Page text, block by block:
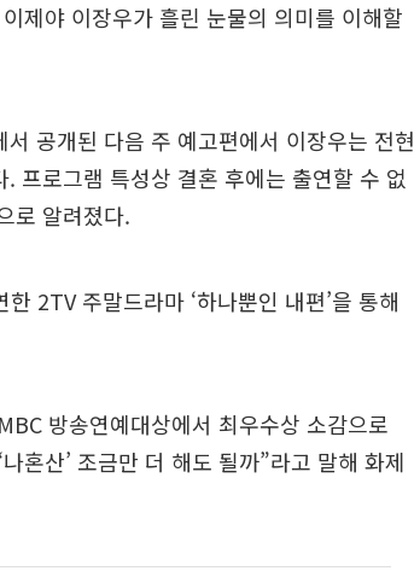
제야 이장우가 흘린 눈물의 의미를 이해할
공개된 다음 주 예고편에서 이장우는 전현
프로그램 특성상 결혼 후에는 출연할 수 없
로 알려졌다.
2TV 주말드라마 ‘하나뿐인 내편’을 통해
방송연예대상에서 최우수상 소감으로
혼산’ 조금만 더 해도 될까”라고 말해 화제